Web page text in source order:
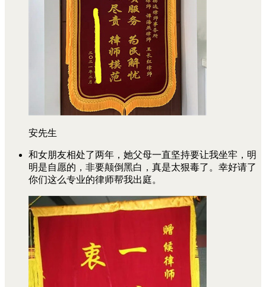
安先生
和女朋友相处了两年，她父母一直坚持要让我坐牢，明
明是自愿的，非要颠倒黑白，真是太狠毒了。幸好请了
你们这么专业的律师帮我出庭。